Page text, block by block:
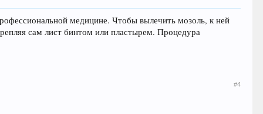
медицине. Чтобы вылечить мозоль, к ней
сам лист бинтом или пластырем. Процедура
#4